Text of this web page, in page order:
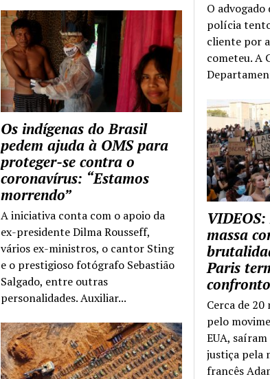
O advogado
polícia
cliente por
cometeu. A
massa
Paris
Cerca de 20
pelo
EUA,
justiça pela
francês
Os indígenas do Brasil
pedem ajuda à OMS para
proteger-se contra o
coronavírus: “Estamos
morrendo”
A iniciativa conta com o apoio da
ex-presidente Dilma Rousseff,
vários ex-ministros, o cantor Sting
e o prestigioso fotógrafo Sebastião
Salgado, entre outras
personalidades. Auxiliar...